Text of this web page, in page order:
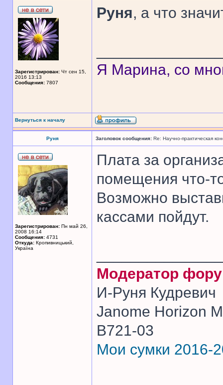
Зарегистрирован: Чт сен 15,
2016 13:13
Сообщения: 7807
Руня, а что
Я Марина, со
Вернуться к началу
Руня Заголовок сообщения: Re: Научно-практическая
Зарегистрирован: Пн май 26,
2008 16:14
Сообщения: 4731
Откуда: Кропивницький,
Україна
Плата за
помещения что-
Возможно
кассами пойдут.
Модератор
И-Руня Кудревич
Janome Horizon
B721-03
Мои сумки 2016-